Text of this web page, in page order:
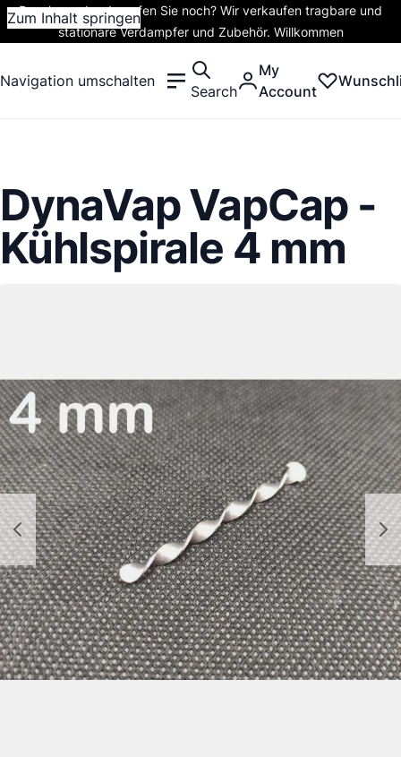
Zum Inhalt springen
Rauchen oder dampfen Sie noch? Wir verkaufen tragbare und
stationäre Verdampfer und Zubehör. Willkommen
Navigation umschalten
Search
My
Account
DynaVap VapCap -
Kühlspirale 4 mm